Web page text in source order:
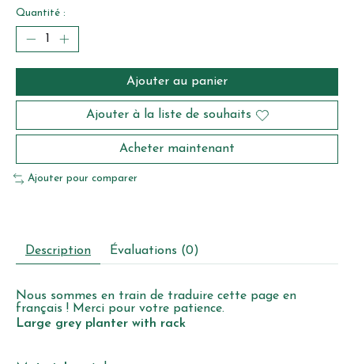
Quantité :
Ajouter au panier
Ajouter à la liste de souhaits
Acheter maintenant
Ajouter pour comparer
Description Évaluations (0)
Nous sommes en train de traduire cette page en
français ! Merci pour votre patience.
Large grey planter with rack